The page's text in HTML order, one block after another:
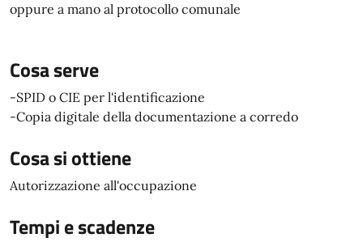
oppure a mano al protocollo comunale
Cosa serve
-SPID o CIE per l'identificazione
-Copia digitale della documentazione a corredo
Cosa si ottiene
Autorizzazione all'occupazione
Tempi e scadenze